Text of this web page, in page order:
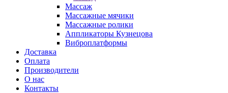
Массаж
Массажные мячики
Массажные ролики
Аппликаторы Кузнецова
Виброплатформы
Доставка
Оплата
Производители
О нас
Контакты